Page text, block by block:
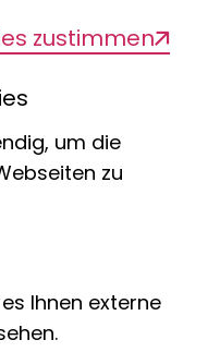
vor
weite
zustimmen
um die
zu
Ihnen externe